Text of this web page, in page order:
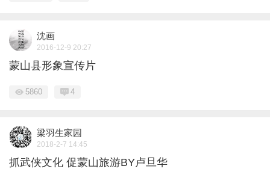
沈画
2016-12-9 20:27
蒙山县形象宣传片
5860 4
梁羽生家园
2018-2-7 14:45
抓武侠文化 促蒙山旅游BY卢旦华